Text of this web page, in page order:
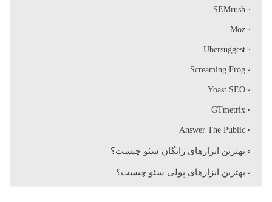
سSEMrush
Moz
Ubersuggest
Screaming Frog
Yoast SEO
GTmetrix
Answer The Public
بهترین ابزارهای رایگان سئو چیست؟
بهترین ابزارهای پولی سئو چیست؟